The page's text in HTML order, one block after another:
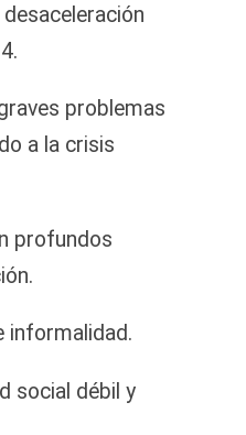
problemas
a la crisis
profundos
informalidad.
social débil y